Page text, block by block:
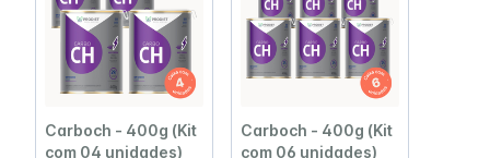
Carboch - 400g (Kit
com 04 unidades)
Carboch - 400g (Kit
com 06 unidades)